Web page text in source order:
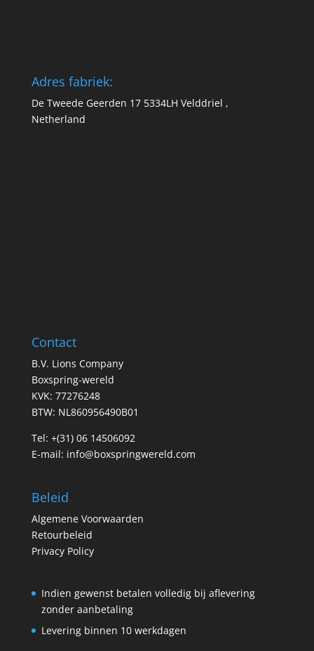
Adres fabriek:
De Tweede Geerden 17 5334LH Velddriel ,
Netherland
Contact
B.V. Lions Company
Boxspring-wereld
KVK: 77276248
BTW: NL860956490B01
Tel: +(31) 06 14506092
E-mail: info@boxspringwereld.com
Beleid
Algemene Voorwaarden
Retourbeleid
Privacy Policy
Indien gewenst betalen volledig bij aflevering
zonder aanbetaling
Levering binnen 10 werkdagen